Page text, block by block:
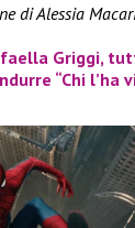
di Alessia
Griggi,
“Chi l’ha